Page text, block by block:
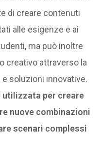
di creare contenuti
alle esigenze e ai
ma può inoltre
creativo attraverso la
soluzioni innovative.
utilizzata per creare
nuove combinazioni
scenari complessi